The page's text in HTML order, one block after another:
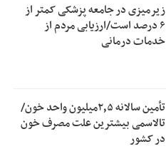
زیرمیزی در جامعه پزشکی کمتر از
۶ درصد است/ارزیابی مردم از
خدمات درمانی
تأمین سالانه ۲٫۵میلیون واحد خون/
تالاسمی بیشترین علت مصرف‌ خون
در کشور